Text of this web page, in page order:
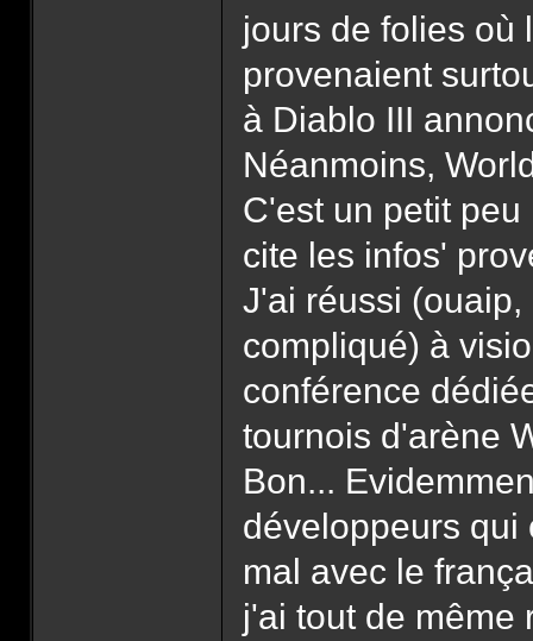
jours de folies où
provenaient
à Diablo III
Néanmoins,
C'est un petit
cite les infos'
J'ai réussi
compliqué) à
conférence
tournois d'arène
Bon...
développeurs qui
mal avec le
j'ai tout de même